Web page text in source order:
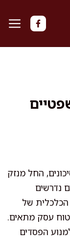
החל מנזק
נדרשים
הכלכלית של
עסק מתאים.
הפסדים